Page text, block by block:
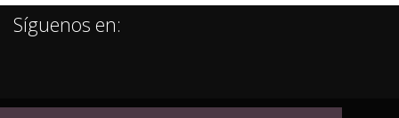
Síguenos en: